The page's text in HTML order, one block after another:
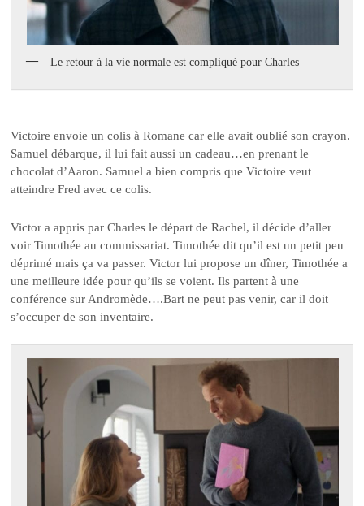
Le retour à la vie normale est compliqué pour Charles
Victoire envoie un colis à Romane car elle avait oublié son crayon.
Samuel débarque, il lui fait aussi un cadeau…en prenant le
chocolat d’Aaron. Samuel a bien compris que Victoire veut
atteindre Fred avec ce colis.
Victor a appris par Charles le départ de Rachel, il décide d’aller
voir Timothée au commissariat. Timothée dit qu’il est un petit peu
déprimé mais ça va passer. Victor lui propose un dîner, Timothée a
une meilleure idée pour qu’ils se voient. Ils partent à une
conférence sur Andromède….Bart ne peut pas venir, car il doit
s’occuper de son inventaire.